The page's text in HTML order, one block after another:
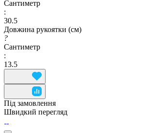
Сантиметр
:
30.5
Довжина рукоятки (см)
?
Сантиметр
:
13.5
Під замовлення
Швидкий перегляд